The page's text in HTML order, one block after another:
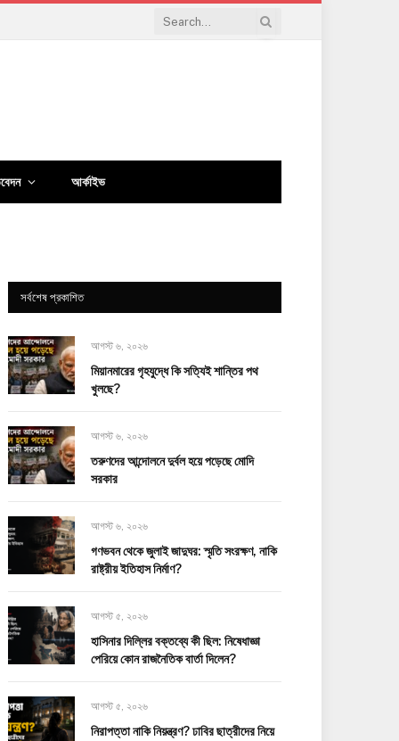
আর্কাইভ
সর্বশেষ প্রকাশিত
আগস্ট ৬, ২০২৬
মিয়ানমারের গৃহযুদ্ধে কি সত্যিই শান্তির পথ
খুলছে?
আগস্ট ৬, ২০২৬
তরুণদের আন্দোলনে দুর্বল হয়ে পড়েছে মোদি
সরকার
আগস্ট ৬, ২০২৬
গণভবন থেকে জুলাই জাদুঘর: স্মৃতি সংরক্ষণ, নাকি
রাষ্ট্রীয় ইতিহাস নির্মাণ?
আগস্ট ৫, ২০২৬
হাসিনার দিল্লির বক্তব্যে কী ছিল: নিষেধাজ্ঞা
পেরিয়ে কোন রাজনৈতিক বার্তা দিলেন?
আগস্ট ৫, ২০২৬
নিরাপত্তা নাকি নিয়ন্ত্রণ? ঢাবির ছাত্রীদের নিয়ে